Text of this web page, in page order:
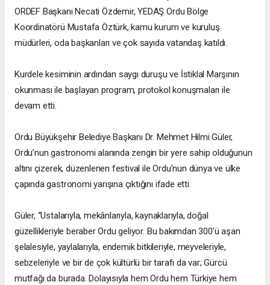
ORDEF Başkanı Necati Özdemir, YEDAŞ Ordu Bölge
Koordinatörü Mustafa Öztürk, kamu kurum ve kuruluş
müdürleri, oda başkanları ve çok sayıda vatandaş katıldı.
Kurdele kesiminin ardından saygı duruşu ve İstiklal Marşının
okunması ile başlayan program, protokol konuşmaları ile
devam etti.
Ordu Büyükşehir Belediye Başkanı Dr. Mehmet Hilmi Güler,
Ordu’nun gastronomi alanında zengin bir yere sahip olduğunun
altını çizerek, düzenlenen festival ile Ordu’nun dünya ve ülke
çapında gastronomi yarışına çıktığını ifade etti.
Güler, “Ustalarıyla, mekânlarıyla, kaynaklarıyla, doğal
güzellikleriyle beraber Ordu geliyor. Bu bakımdan 300'ü aşan
şelalesiyle, yaylalarıyla, endemik bitkileriyle, meyveleriyle,
sebzeleriyle ve bir de çok kültürlü bir tarafı da var; Gürcü
mutfağı da burada. Dolayısıyla hem Ordu hem Türkiye hem